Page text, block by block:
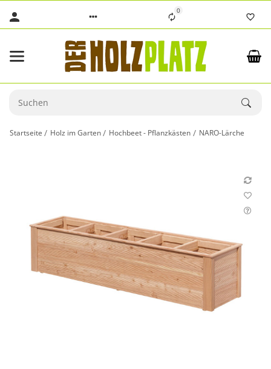
0
Startseite Holz im Garten Hochbeet - Pflanzkästen NARO-Lärche